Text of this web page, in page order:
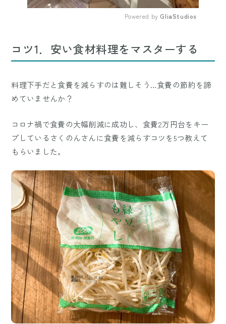
Powered by GliaStudios
コツ1．安い食材料理をマスターする
料理下手だと食費を減らすのは難しそう…食費の節約を諦
めていませんか？
コロナ禍で食費の大幅削減に成功し、食費2万円台をキー
プしているさくのんさんに食費を減らすコツを5つ教えて
もらいました。